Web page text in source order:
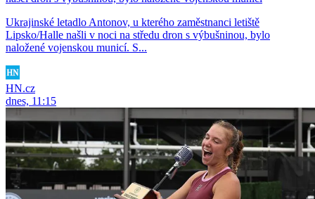
Ukrajinské letadlo Antonov, u kterého zaměstnanci letiště
Lipsko/Halle našli v noci na středu dron s výbušninou, bylo
naložené vojenskou municí. S...
HN.cz
dnes, 11:15